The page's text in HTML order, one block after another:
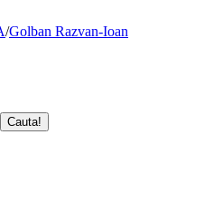
/Golban Razvan-Ioan